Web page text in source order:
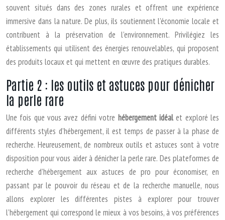
souvent situés dans des zones rurales et offrent une expérience
immersive dans la nature. De plus, ils soutiennent l’économie locale et
contribuent à la préservation de l’environnement. Privilégiez les
établissements qui utilisent des énergies renouvelables, qui proposent
des produits locaux et qui mettent en œuvre des pratiques durables.
Partie 2 : les outils et astuces pour dénicher
la perle rare
Une fois que vous avez défini votre hébergement idéalet exploré les
différents styles d’hébergement, il est temps de passer à la phase de
recherche. Heureusement, de nombreux outils et astuces sont à votre
disposition pour vous aider à dénicher la perle rare. Des plateformes de
recherche d’hébergement aux astuces de pro pour économiser, en
passant par le pouvoir du réseau et de la recherche manuelle, nous
allons explorer les différentes pistes à explorer pour trouver
l’hébergement qui correspond le mieux à vos besoins, à vos préférences